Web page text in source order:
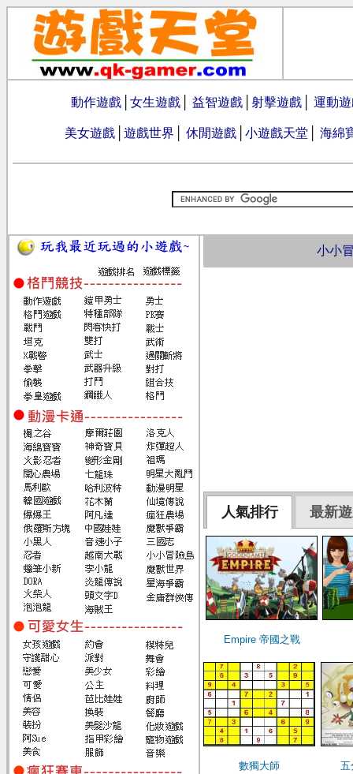
動作遊戲 女生遊戲 益智遊戲 射擊遊戲 運動
美女遊戲 遊戲世界 休閒遊戲 小遊戲天堂 海綿
小小
人氣排行 最新
Empire 帝國之戰
數獨大師 五